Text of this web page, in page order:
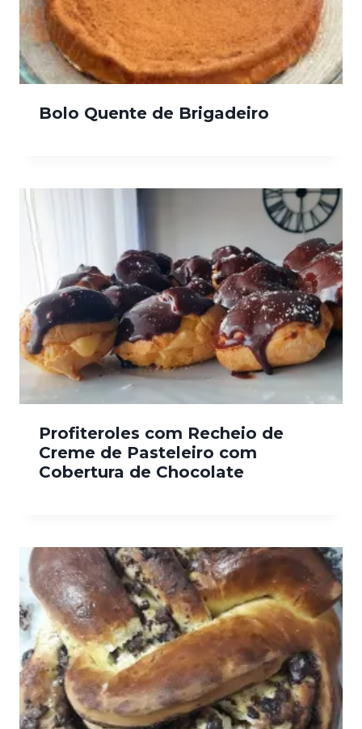
Bolo Quente de Brigadeiro
Profiteroles com Recheio de
Creme de Pasteleiro com
Cobertura de Chocolate